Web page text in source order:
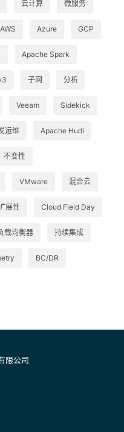
云计算 微服务
AWS Azure GCP
Apache Spark
子网 分析
Veeam Sidekick
运维 Apache Hudi
不变性
VMware 混合云
展性 Cloud Field Day
载均衡器 持续集成
BC/DR
限公司